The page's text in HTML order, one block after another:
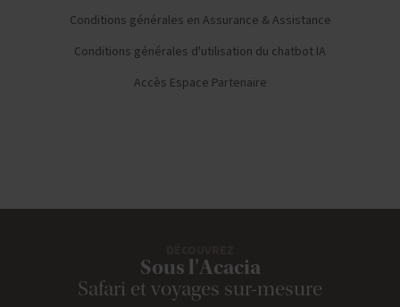
Conditions générales en Assurance & Assistance
Conditions générales d'utilisation du chatbot IA
Accès Espace Partenaire
Sous l'Acacia
Safari et voyages sur-mesure